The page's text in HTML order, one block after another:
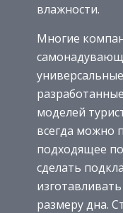
влажности.
Многие
моделей
всегда можно
подходящее
сделать
размеру дна.